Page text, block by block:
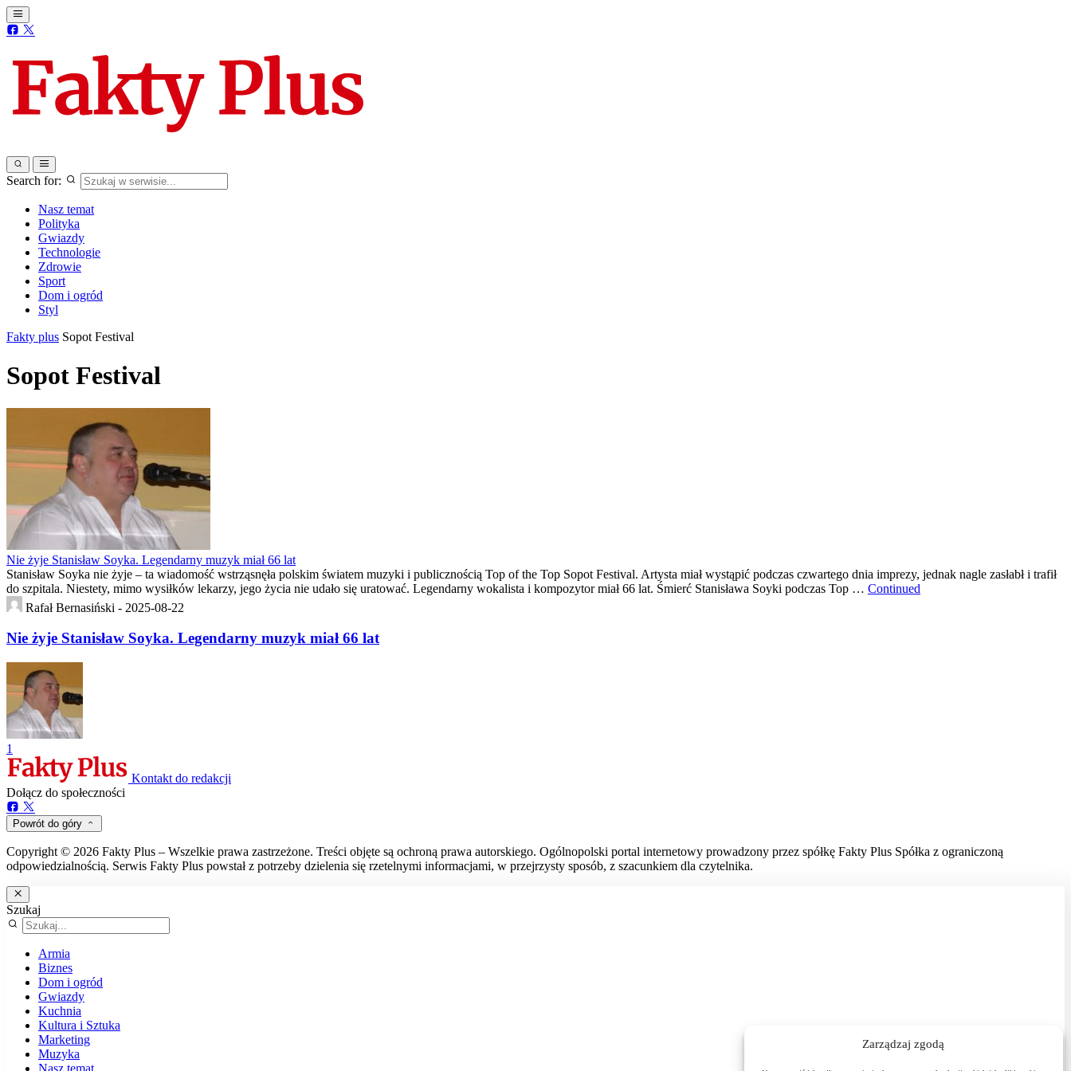
Zarządzaj zgodą
Search for:
Nasz temat
Polityka
Gwiazdy
Technologie
Zdrowie
Sport
Dom i ogród
Styl
Fakty plus Sopot Festival
Sopot Festival
Nie żyje Stanisław Soyka. Legendarny muzyk miał 66 lat
Stanisław Soyka nie żyje – ta wiadomość wstrząsnęła polskim światem muzyki i publicznością Top of the Top Sopot Festival. Artysta miał wystąpić podczas czwartego dnia imprezy, jednak nagle zasłabł i trafił
do szpitala. Niestety, mimo wysiłków lekarzy, jego życia nie udało się uratować. Legendarny wokalista i kompozytor miał 66 lat. Śmierć Stanisława Soyki podczas Top … Continued
Rafał Bernasiński - 2025-08-22
Nie żyje Stanisław Soyka. Legendarny muzyk miał 66 lat
1
Kontakt do redakcji
Dołącz do społeczności
Powrót do góry
Copyright © 2026 Fakty Plus – Wszelkie prawa zastrzeżone. Treści objęte są ochroną prawa autorskiego. Ogólnopolski portal internetowy prowadzony przez spółkę Fakty Plus Spółka z ograniczoną
odpowiedzialnością. Serwis Fakty Plus powstał z potrzeby dzielenia się rzetelnymi informacjami, w przejrzysty sposób, z szacunkiem dla czytelnika.
Szukaj
Armia
Biznes
Dom i ogród
Gwiazdy
Kuchnia
Kultura i Sztuka
Marketing
Muzyka